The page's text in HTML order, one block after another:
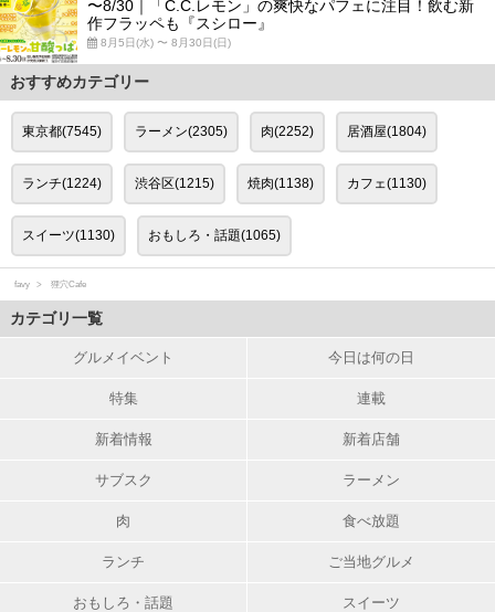
〜8/30｜「C.C.レモン」の爽快なパフェに注目！飲む新
作フラッペも『スシロー』
8月5日(水) 〜 8月30日(日)
おすすめカテゴリー
東京都(7545) ラーメン(2305) 肉(2252) 居酒屋(1804)
ランチ(1224) 渋谷区(1215) 焼肉(1138) カフェ(1130)
スイーツ(1130) おもしろ・話題(1065)
favy 狸穴Cafe
カテゴリ一覧
グルメイベント 今日は何の日
特集 連載
新着情報 新着店舗
サブスク ラーメン
肉 食べ放題
ランチ ご当地グルメ
おもしろ・話題 スイーツ